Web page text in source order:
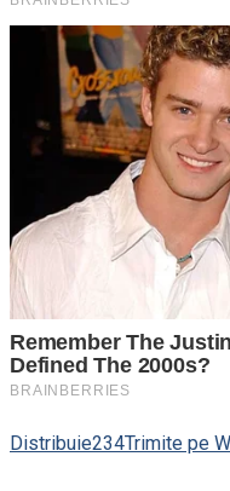
Distribuie234Trimite pe